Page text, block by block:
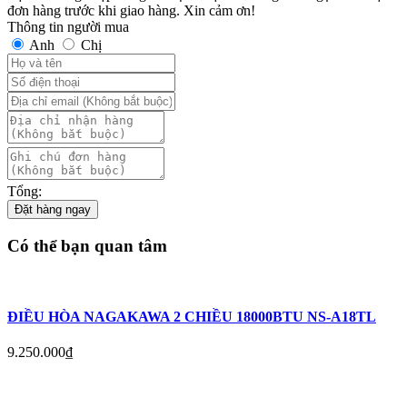
đơn hàng trước khi giao hàng. Xin cảm ơn!
Thông tin người mua
Anh
Chị
Tổng:
Đặt hàng ngay
Có thể bạn quan tâm
ĐIỀU HÒA NAGAKAWA 2 CHIỀU 18000BTU NS-A18TL
9.250.000₫